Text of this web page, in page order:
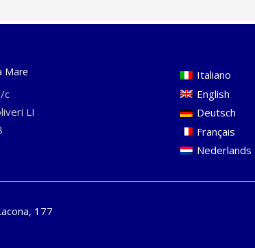
Mare
c
LI
Italiano
English
Deutsch
Français
Nederlands
177